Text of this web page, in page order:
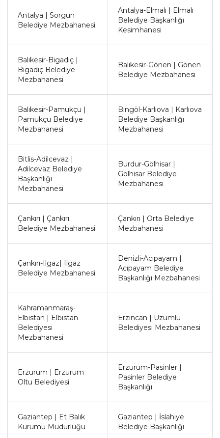
Antalya | Sorgun
Belediye Mezbahanesi
Antalya-Elmalı | Elmalı
Belediye Başkanlığı
Kesimhanesi
Balıkesir-Bigadiç |
Bigadiç Belediye
Mezbahanesi
Balıkesir-Gönen | Gönen
Belediye Mezbahanesi
Balıkesir-Pamukçu |
Pamukçu Belediye
Mezbahanesi
Bingöl-Karlıova | Karlıova
Belediye Başkanlığı
Mezbahanesi
Bitlis-Adilcevaz |
Adilcevaz Belediye
Başkanlığı
Mezbahanesi
Burdur-Gölhisar |
Gölhisar Belediye
Mezbahanesi
Çankırı | Çankırı
Belediye Mezbahanesi
Çankırı | Orta Belediye
Mezbahanesi
Çankırı-Ilgaz| Ilgaz
Belediye Mezbahanesi
Denizli-Acıpayam |
Acıpayam Belediye
Başkanlığı Mezbahanesi
Kahramanmaraş-
Elbistan | Elbistan
Belediyesi
Mezbahanesi
Erzincan | Üzümlü
Belediyesi Mezbahanesi
Erzurum | Erzurum
Oltu Belediyesi
Erzurum-Pasinler |
Pasinler Belediye
Başkanlığı
Gaziantep | Et Balık
Kurumu Müdürlüğü
Gaziantep | İslahiye
Belediye Başkanlığı